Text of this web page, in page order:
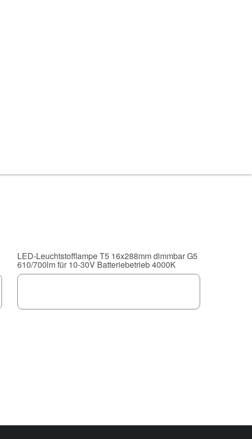
LED-Leuchtstofflampe T5 16x288mm dimmbar G5
610/700lm für 10-30V Batteriebetrieb 4000K